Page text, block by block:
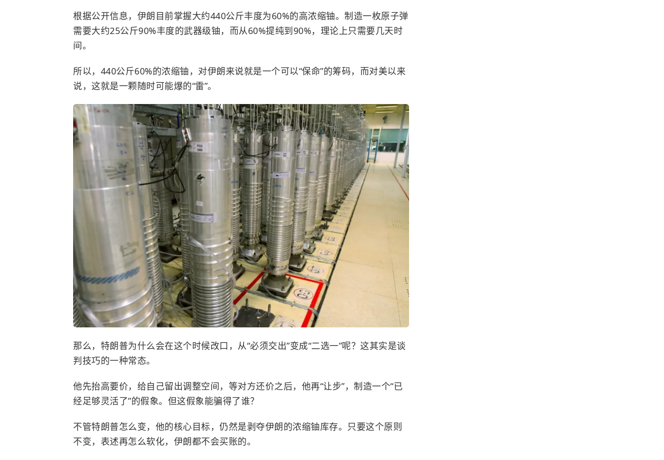
根据公开信息，伊朗目前掌握大约440公斤丰度为60%的高浓缩铀。制造一枚原子弹
需要大约25公斤90%丰度的武器级铀，而从60%提纯到90%，理论上只需要几天时
间。
所以，440公斤60%的浓缩铀，对伊朗来说就是一个可以“保命”的筹码，而对美以来
说，这就是一颗随时可能爆的“雷”。
那么，特朗普为什么会在这个时候改口，从“必须交出”变成“二选一”呢？这其实是谈
判技巧的一种常态。
他先抬高要价，给自己留出调整空间，等对方还价之后，他再“让步”，制造一个“已
经足够灵活了”的假象。但这假象能骗得了谁？
不管特朗普怎么变，他的核心目标，仍然是剥夺伊朗的浓缩铀库存。只要这个原则
不变，表述再怎么软化，伊朗都不会买账的。